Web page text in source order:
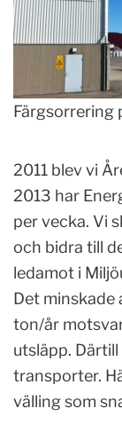
Färgsorrering
2011 blev vi
2013 har
per vecka. Vi
och bidra till
ledamot i
Det
ton/år
utsläpp.
transporter.
välling som